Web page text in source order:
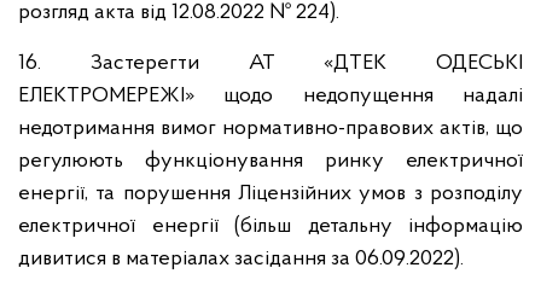
розгляд акта від 12.08.2022 № 224).
16. Застерегти АТ «ДТЕК ОДЕСЬКІ
ЕЛЕКТРОМЕРЕЖІ» щодо недопущення надалі
недотримання вимог нормативно-правових актів, що
регулюють функціонування ринку електричної
енергії, та порушення Ліцензійних умов з розподілу
електричної енергії (більш детальну інформацію
дивитися в матеріалах засідання за 06.09.2022).